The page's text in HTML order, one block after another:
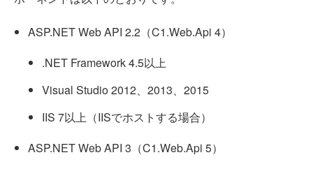
ASP.NET Web API 2.2（C1.Web.Api 4）
.NET Framework 4.5以上
Visual Studio 2012、2013、2015
IIS 7以上（IISでホストする場合）
ASP.NET Web API 3（C1.Web.Api 5）